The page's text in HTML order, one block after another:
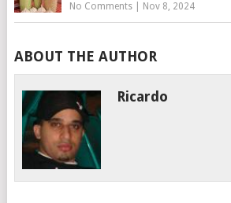
No Comments| Nov 8, 2024
ABOUT THE AUTHOR
Ricardo